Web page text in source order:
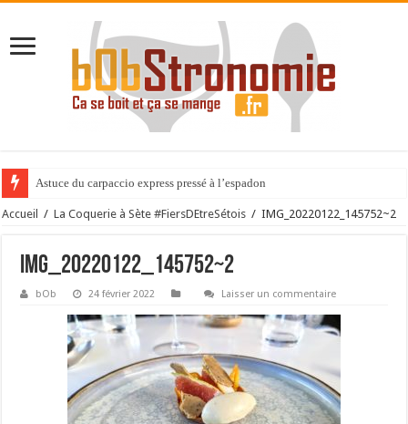
Astuce du carpaccio express pressé à l’espadon
Accueil / La Coquerie à Sète #FiersDEtreSétois / IMG_20220122_145752~2
IMG_20220122_145752~2
bOb 24 février 2022 Laisser un commentaire